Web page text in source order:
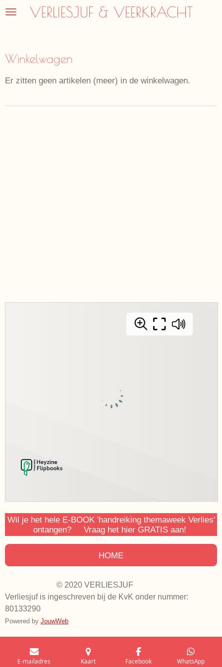
Ga
hoofdinhoud
VERLIESJUF & VEERKRACHT
Winkelwagen
Er zitten geen artikelen (meer) in de winkelwagen.
Wil je het hele E-BOOK 'handreiking themaweek Verlies'
ontangen? Vraag het hier GRATIS aan!
HOME
© 2020 VERLIESJUF
Verliesjuf is ingeschreven bij de KvK onder nummer:
80133290
Powered by JouwWeb
E-mailadres Kaart Facebook WhatsApp